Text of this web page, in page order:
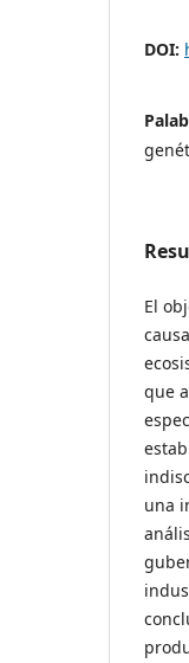
DOI:
El
que
una